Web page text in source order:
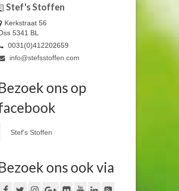
Stef's Stoffen
Kerkstraat 56
5341 BL
0031(0)412202659
info@stefsstoffen.com
ons op
Stef's Stoffen
ons ook via